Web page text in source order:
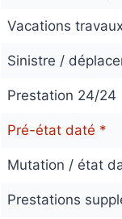
Vacations
Sinistre /
Prestation 24/24
Pré-état daté *
Mutation / état
Prestations